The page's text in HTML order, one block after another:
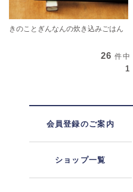
きのことぎんなんの炊き込みごはん
26 件中
1
会員登録のご案内
ショップ一覧